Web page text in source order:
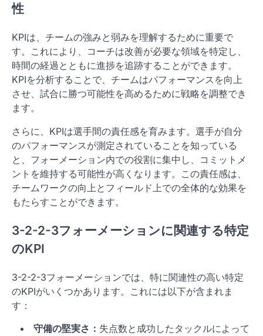
性
KPIは、チームの強みと弱みを理解するために重要で
す。これにより、コーチは改善が必要な領域を特定し、
時間の経過とともに進捗を追跡することができます。
KPIを分析することで、チームはパフォーマンスを向上
させ、試合に勝つ可能性を高めるために戦略を調整でき
ます。
さらに、KPIは選手間の責任感を育みます。選手が自分
のパフォーマンスが測定されていることを知っている
と、フォーメーション内での役割に集中し、コミットメ
ントを維持する可能性が高くなります。この責任感は、
チームワークの向上とフィールド上での全体的な効果を
もたらすことができます。
3-2-2-3フォーメーションに関連する特定
のKPI
3-2-2-3フォーメーションでは、特に関連性の高い特定
のKPIがいくつかあります。これには以下が含まれま
す：
守備の堅実さ： 失点数と成功したタックルによって